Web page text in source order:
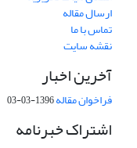
ارسال مقاله
تماس با ما
نقشه سایت
آخرین اخبار
فراخوان مقاله1396-03-03
اشتراک خبرنامه